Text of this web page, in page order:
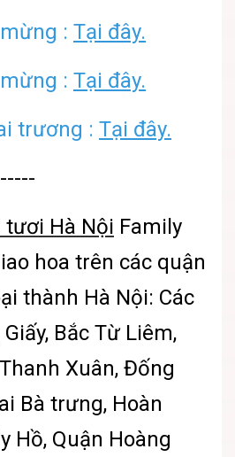
: Tại đây.
: Tại đây.
trương : Tại đây.
tươi Hà Nội Family
hoa trên các quận
thành Hà Nội: Các
Bắc Từ Liêm,
Xuân, Đống
Bà trưng, Hoàn
Hồ, Quận Hoàng